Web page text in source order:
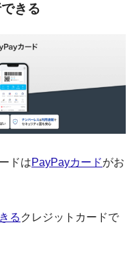
きる
ドはPayPayカードがお
る クレジットカードで